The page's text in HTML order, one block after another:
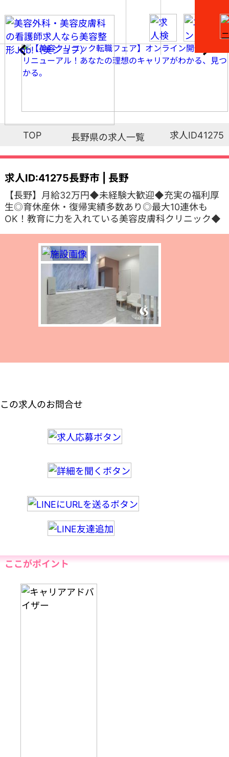
TOP 長野県の求人一覧 求人ID41275
求人ID:41275長野市 | 長野
【長野】月給32万円◆未経験大歓迎◆充実の福利厚
生◎育休産休・復帰実績多数あり◎最大10連休も
OK！教育に力を入れている美容皮膚科クリニック◆
この求人のお問合せ
ここがポイント